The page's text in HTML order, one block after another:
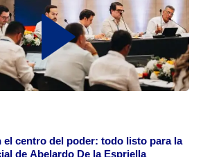
el centro del poder: todo listo para la
de Abelardo De la Espriella